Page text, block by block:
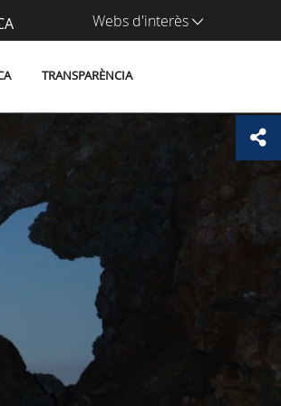
Webs d'interès
TRANSPARÈNCIA